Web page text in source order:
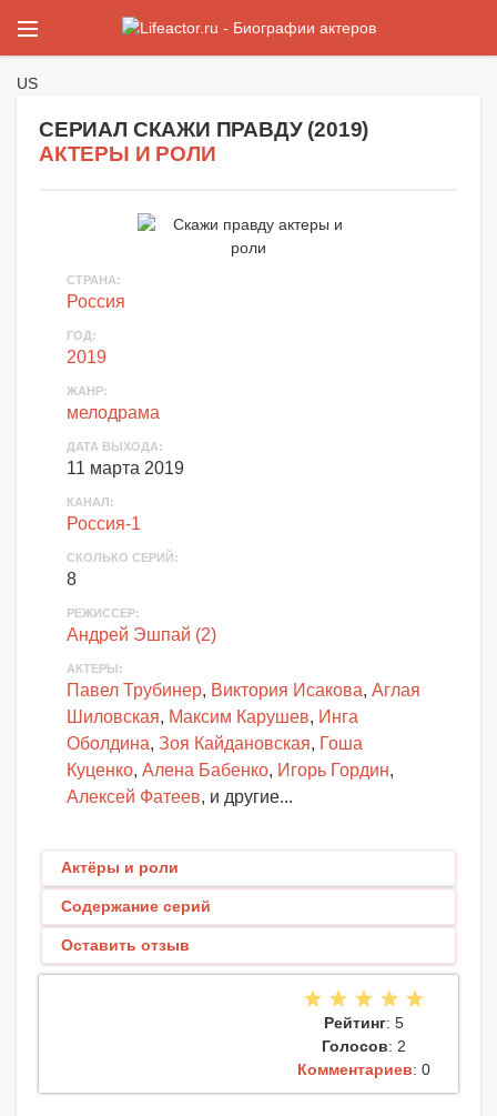
US
СЕРИАЛ СКАЖИ ПРАВДУ (2019)
АКТЕРЫ И РОЛИ
СТРАНА:
Россия
ГОД:
2019
ЖАНР:
мелодрама
ДАТА ВЫХОДА:
11 марта 2019
КАНАЛ:
Россия-1
СКОЛЬКО СЕРИЙ:
8
РЕЖИССЕР:
Андрей Эшпай (2)
АКТЕРЫ:
Павел Трубинер, Виктория Исакова, Аглая
Шиловская, Максим Карушев, Инга
Оболдина, Зоя Кайдановская, Гоша
Куценко, Алена Бабенко, Игорь Гордин,
Алексей Фатеев, и другие...
Актёры и роли
Содержание серий
Оставить отзыв
Рейтинг: 5
Голосов: 2
Комментариев: 0